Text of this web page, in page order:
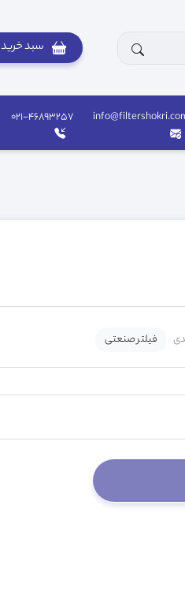
سبد خرید
021-46893257
فیلتر صنعتی